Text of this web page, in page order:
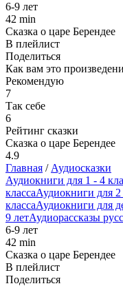
6-9 лет
42 min
Сказка о царе Берендее
В плейлист
Поделиться
Как вам это
Рекомендую
7
Так себе
6
Рейтинг сказки
Сказка о царе Берендее
4.9
Главная / Аудиосказки
Аудиокниги для 1 - 4
классаАудиокниги для 2
классаАудиокниги для
9 летАудиорассказы
6-9 лет
42 min
Сказка о царе Берендее
В плейлист
Поделиться